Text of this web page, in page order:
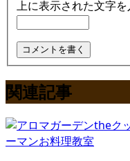
上に表示された文字を
関連記事